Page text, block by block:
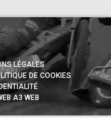
LÉGALES
DE COOKIES
A3 WEB